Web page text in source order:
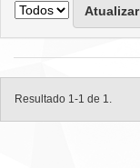
Resultado 1-1 de 1.